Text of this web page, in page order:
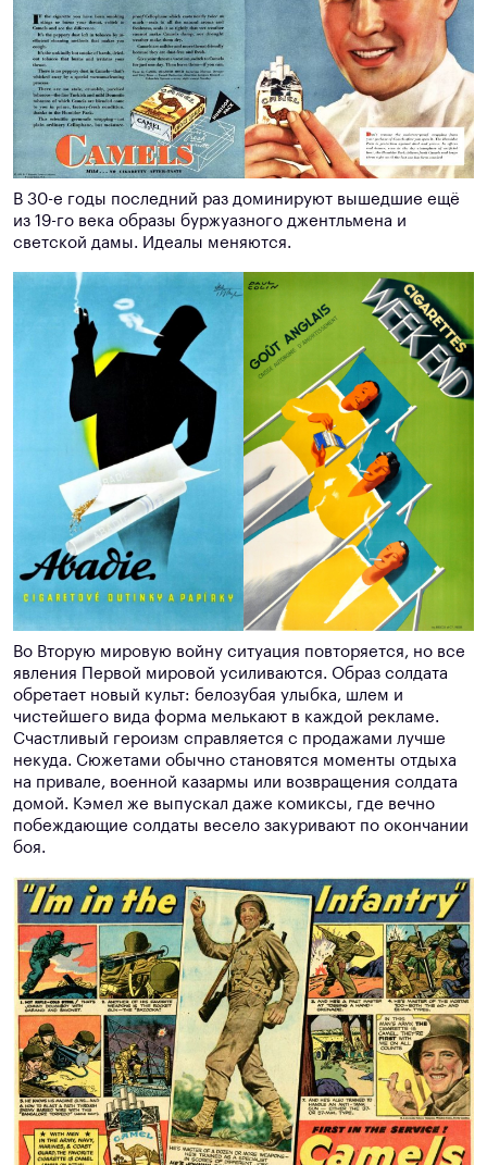
В 30-е годы последний раз доминируют вышедшие ещё
из 19-го века образы буржуазного джентльмена и
светской дамы. Идеалы меняются.
Во Вторую мировую войну ситуация повторяется, но все
явления Первой мировой усиливаются. Образ солдата
обретает новый культ: белозубая улыбка, шлем и
чистейшего вида форма мелькают в каждой рекламе.
Счастливый героизм справляется с продажами лучше
некуда. Сюжетами обычно становятся моменты отдыха
на привале, военной казармы или возвращения солдата
домой. Кэмел же выпускал даже комиксы, где вечно
побеждающие солдаты весело закуривают по окончании
боя.